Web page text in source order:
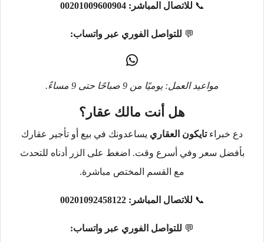
📞 للاتصال المباشر: 00201009600904
💬 للتواصل الفوري عبر واتساب:
مواعيد العمل: يوميًا من 9 صباحًا حتى 9 مساءً.
هل أنت مالك عقار؟
دع خبراءتايكون العقاري يساعدونك في بيع أو تأجير عقارك
بأفضل سعر وفي أسرع وقت. اضغط على الزر أدناه للتحدث
مع القسم المختص مباشرة.
📞 للاتصال المباشر: 00201092458122
💬 للتواصل الفوري عبر واتساب: